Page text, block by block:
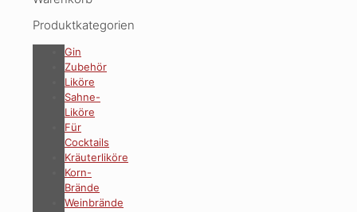
Produktkategorien
Gin
Zubehör
Liköre
Sahne-
Liköre
Für
Cocktails
Kräuterliköre
Korn-
Brände
Weinbrände